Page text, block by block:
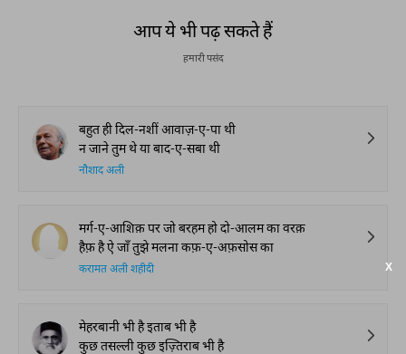
आप ये भी पढ़ सकते हैं
हमारी पसंद
बहुत ही दिल-नशीं आवाज़-ए-पा थी
न जाने तुम थे या बाद-ए-सबा थी
नौशाद अली
मर्ग-ए-आशिक़ पर जो बरहम हो दो-आलम का वरक़
हैफ़ है ऐ जाँ तुझे मलना कफ़-ए-अफ़सोस का
करामत अली शहीदी
मेहरबानी भी है इताब भी है
कुछ तसल्ली कुछ इज़्तिराब भी है